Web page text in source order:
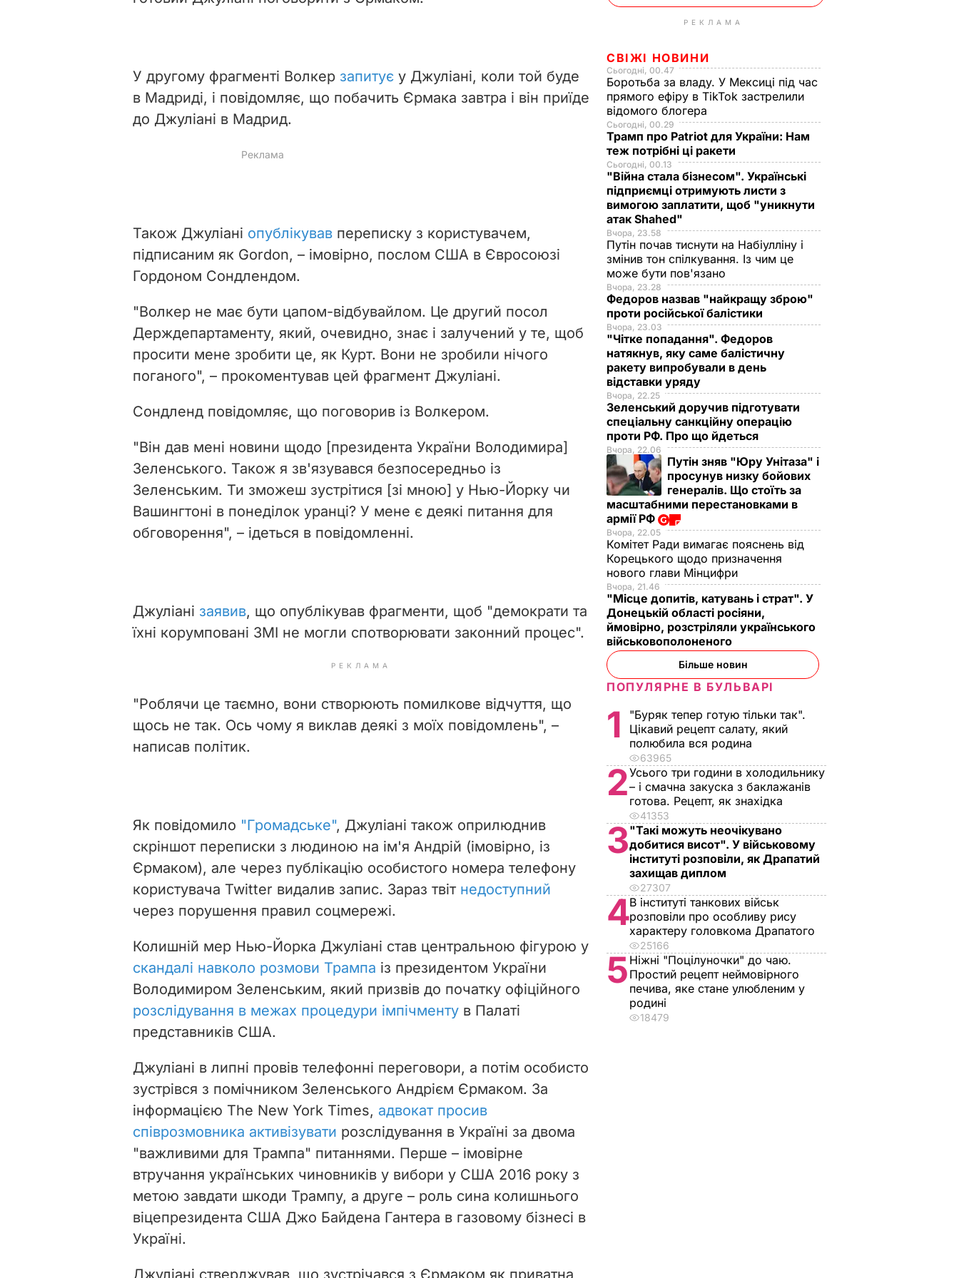
o
У другому фрагменті Волкер запитує у Джуліані, коли той буде
в Мадриді, і повідомляє, що побачить Єрмака завтра і він приїде
до Джуліані в Мадрид.
Також Джуліані опублікував переписку з користувачем,
підписаним як Gordon, – імовірно, послом США в Євросоюзі
Гордоном Сондлендом.
"Волкер не має бути цапом-відбувайлом. Це другий посол
Держдепартаменту, який, очевидно, знає і залучений у те, щоб
просити мене зробити це, як Курт. Вони не зробили нічого
поганого", – прокоментував цей фрагмент Джуліані.
Сондленд повідомляє, що поговорив із Волкером.
"Він дав мені новини щодо [президента України Володимира]
Зеленського. Також я зв'язувався безпосередньо із
Зеленським. Ти зможеш зустрітися [зі мною] у Нью-Йорку чи
Вашингтоні в понеділок уранці? У мене є деякі питання для
обговорення", – ідеться в повідомленні.
Джуліані заявив, що опублікував фрагменти, щоб "демократи та
їхні корумповані ЗМІ не могли спотворювати законний процес".
РЕКЛАМА
"Роблячи це таємно, вони створюють помилкове відчуття, що
щось не так. Ось чому я виклав деякі з моїх повідомлень", –
написав політик.
Як повідомило "Громадське", Джуліані також оприлюднив
скріншот переписки з людиною на ім'я Андрій (імовірно, із
Єрмаком), але через публікацію особистого номера телефону
користувача Twitter видалив запис. Зараз твіт недоступний
через порушення правил соцмережі.
Колишній мер Нью-Йорка Джуліані став центральною фігурою у
скандалі навколо розмови Трампа із президентом України
Володимиром Зеленським, який призвів до початку офіційного
розслідування в межах процедури імпічменту в Палаті
представників США.
Джуліані в липні провів телефонні переговори, а потім особисто
зустрівся з помічником Зеленського Андрієм Єрмаком. За
інформацією The New York Times, адвокат просив
співрозмовника активізувати розслідування в Україні за двома
"важливими для Трампа" питаннями. Перше – імовірне
втручання українських чиновників у вибори у США 2016 року з
метою завдати шкоди Трампу, а друге – роль сина колишнього
віцепрезидента США Джо Байдена Гантера в газовому бізнесі в
Україні.
Джуліані стверджував, що зустрічався з Єрмаком як приватна
РЕКЛАМА
СВІЖІ НОВИНИ
Сьогодні, 00.47
Боротьба за владу. У Мексиці під час
прямого ефіру в TikTok застрелили
відомого блогера
Сьогодні, 00.29
Трамп про Patriot для України: Нам
теж потрібні ці ракети
Сьогодні, 00.13
"Війна стала бізнесом". Українські
підприємці отримують листи з
вимогою заплатити, щоб "уникнути
атак Shahed"
Вчора, 23.58
Путін почав тиснути на Набіулліну і
змінив тон спілкування. Із чим це
може бути пов'язано
Вчора, 23.28
Федоров назвав "найкращу зброю"
проти російської балістики
Вчора, 23.03
"Чітке попадання". Федоров
натякнув, яку саме балістичну
ракету випробували в день
відставки уряду
Вчора, 22.25
Зеленський доручив підготувати
спеціальну санкційну операцію
проти РФ. Про що йдеться
Вчора, 22.06
Путін зняв "Юру Унітаза" і
просунув низку бойових
генералів. Що стоїть за
масштабними перестановками в
армії РФ
Вчора, 22.05
Комітет Ради вимагає пояснень від
Корецького щодо призначення
нового глави Мінцифри
Вчора, 21.46
"Місце допитів, катувань і страт". У
Донецькій області росіяни,
ймовірно, розстріляли українського
військовополоненого
Більше новин
ПОПУЛЯРНЕ В БУЛЬВАРІ
1
"Буряк тепер готую тільки так".
Цікавий рецепт салату, який
полюбила вся родина
63965
2Усього три години в холодильнику
– і смачна закуска з баклажанів
готова. Рецепт, як знахідка
41353
3"Такі можуть неочікувано
добитися висот". У військовому
інституті розповіли, як Драпатий
захищав диплом
27307
4В інституті танкових військ
розповіли про особливу рису
характеру головкома Драпатого
25166
5 Ніжні "Поцілуночки" до чаю.
Простий рецепт неймовірного
печива, яке стане улюбленим у
родині
18479